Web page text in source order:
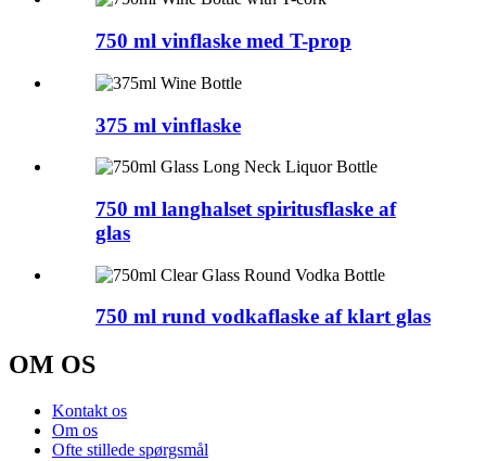
750 ml vinflaske med T-prop
375 ml vinflaske
750 ml langhalset spiritusflaske af
glas
750 ml rund vodkaflaske af klart glas
OM OS
Kontakt os
Om os
Ofte stillede spørgsmål